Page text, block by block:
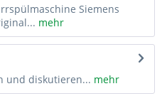
Siemens
mehr
und diskutieren... mehr